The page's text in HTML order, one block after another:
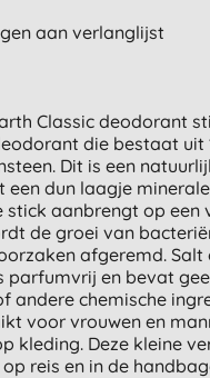
aan verlanglijst
Classic deodorant
die bestaat uit
Dit is een
een dun laagje
stick aanbrengt op een
de groei van
afgeremd. Salt
parfumvrij en bevat
andere chemische
voor vrouwen en
kleding. Deze kleine
reis en in de